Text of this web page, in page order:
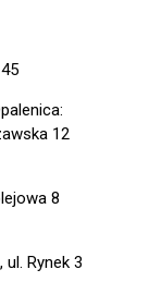
12
8
Rynek 3